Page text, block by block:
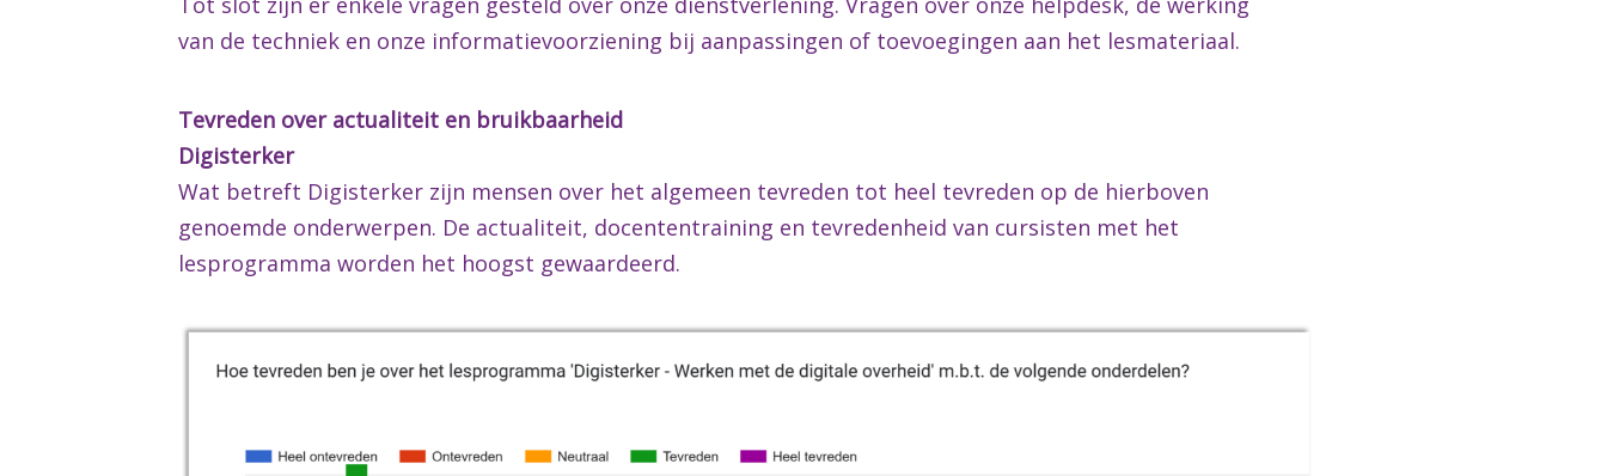
van de techniek en onze informatievoorziening bij aanpassingen of toevoegingen aan het lesmateriaal.
Tevreden over actualiteit en bruikbaarheid
Digisterker
Wat betreft Digisterker zijn mensen over het algemeen tevreden tot heel tevreden op de hierboven
genoemde onderwerpen. De actualiteit, docententraining en tevredenheid van cursisten met het
lesprogramma worden het hoogst gewaardeerd.